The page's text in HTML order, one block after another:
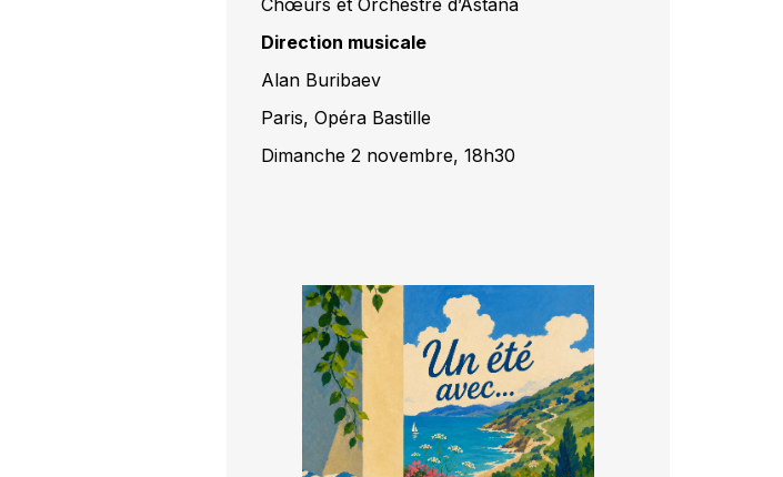
Direction musicale
Alan Buribaev
Paris, Opéra Bastille
Dimanche 2 novembre, 18h30